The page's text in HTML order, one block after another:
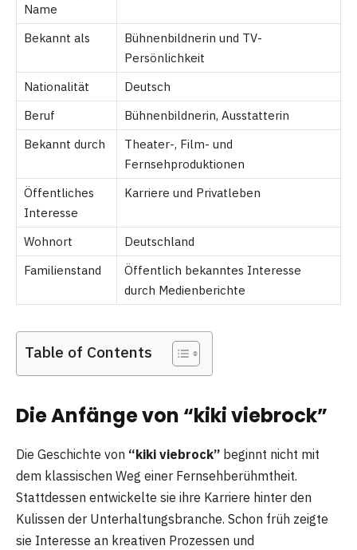
Name
Bekannt als
Bühnenbildnerin und TV-
Persönlichkeit
Nationalität
Deutsch
Beruf
Bühnenbildnerin, Ausstatterin
Bekannt durch
Theater-, Film- und
Fernsehproduktionen
Öffentliches
Interesse
Karriere und Privatleben
Wohnort
Deutschland
Familienstand
Öffentlich bekanntes Interesse
durch Medienberichte
Table of Contents
Die Anfänge von “kiki viebrock”
Die Geschichte von “kiki viebrock” beginnt nicht mit
dem klassischen Weg einer Fernsehberühmtheit.
Stattdessen entwickelte sie ihre Karriere hinter den
Kulissen der Unterhaltungsbranche. Schon früh zeigte
sie Interesse an kreativen Prozessen und